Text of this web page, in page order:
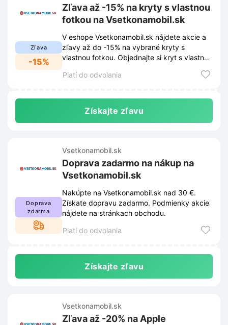
Zľava
-15%
Zľava až -15% na kryty s vlastnou
fotkou na Vsetkonamobil.sk
V eshope Vsetkonamobil.sk nájdete akcie a
zľavy až do -15% na vybrané kryty s
vlastnou fotkou. Objednajte si kryt s vlastnou
Platí do odvolania
Získajte zľavu
Doprava
zdarma
Vsetkonamobil.sk
Doprava zadarmo na nákup na
Vsetkonamobil.sk
Nakúpte na Vsetkonamobil.sk nad 30 €.
Získate dopravu zadarmo. Podmienky akcie
nájdete na stránkach obchodu.
Platí do odvolania
Získajte zľavu
Vsetkonamobil.sk
Zľava až -20% na Apple